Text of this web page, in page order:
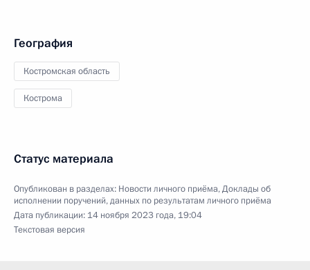
География
Костромская область
Кострома
Статус материала
Опубликован в разделах: Новости личного приёма,Доклады об
исполнении поручений, данных по результатам личного приёма
Дата публикации: 14 ноября 2023 года, 19:04
Текстовая версия